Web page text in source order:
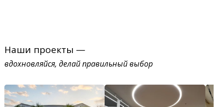
Наши проекты —
вдохновляйся, делай правильный выбор